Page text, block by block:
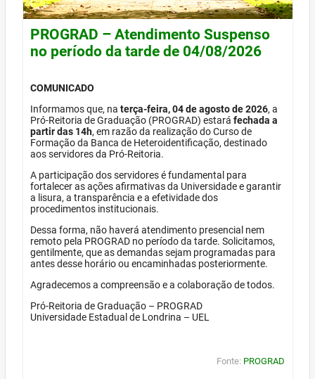
PROGRAD – Atendimento Suspenso
no período da tarde de 04/08/2026
COMUNICADO
Informamos que, na terça-feira, 04 de agosto de 2026, a
Pró-Reitoria de Graduação (PROGRAD) estará fechada a
partir das 14h, em razão da realização do Curso de
Formação da Banca de Heteroidentificação, destinado
aos servidores da Pró-Reitoria.
A participação dos servidores é fundamental para
fortalecer as ações afirmativas da Universidade e garantir
a lisura, a transparência e a efetividade dos
procedimentos institucionais.
Dessa forma, não haverá atendimento presencial nem
remoto pela PROGRAD no período da tarde. Solicitamos,
gentilmente, que as demandas sejam programadas para
antes desse horário ou encaminhadas posteriormente.
Agradecemos a compreensão e a colaboração de todos.
Pró-Reitoria de Graduação – PROGRAD
Universidade Estadual de Londrina – UEL
Fonte: PROGRAD